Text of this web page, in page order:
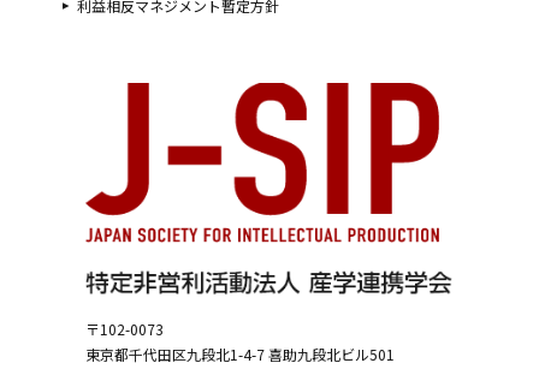
〒102-0073
東京都千代田区九段北1-4-7喜助九段北ビル501
利益相反マネジメント暫定方針